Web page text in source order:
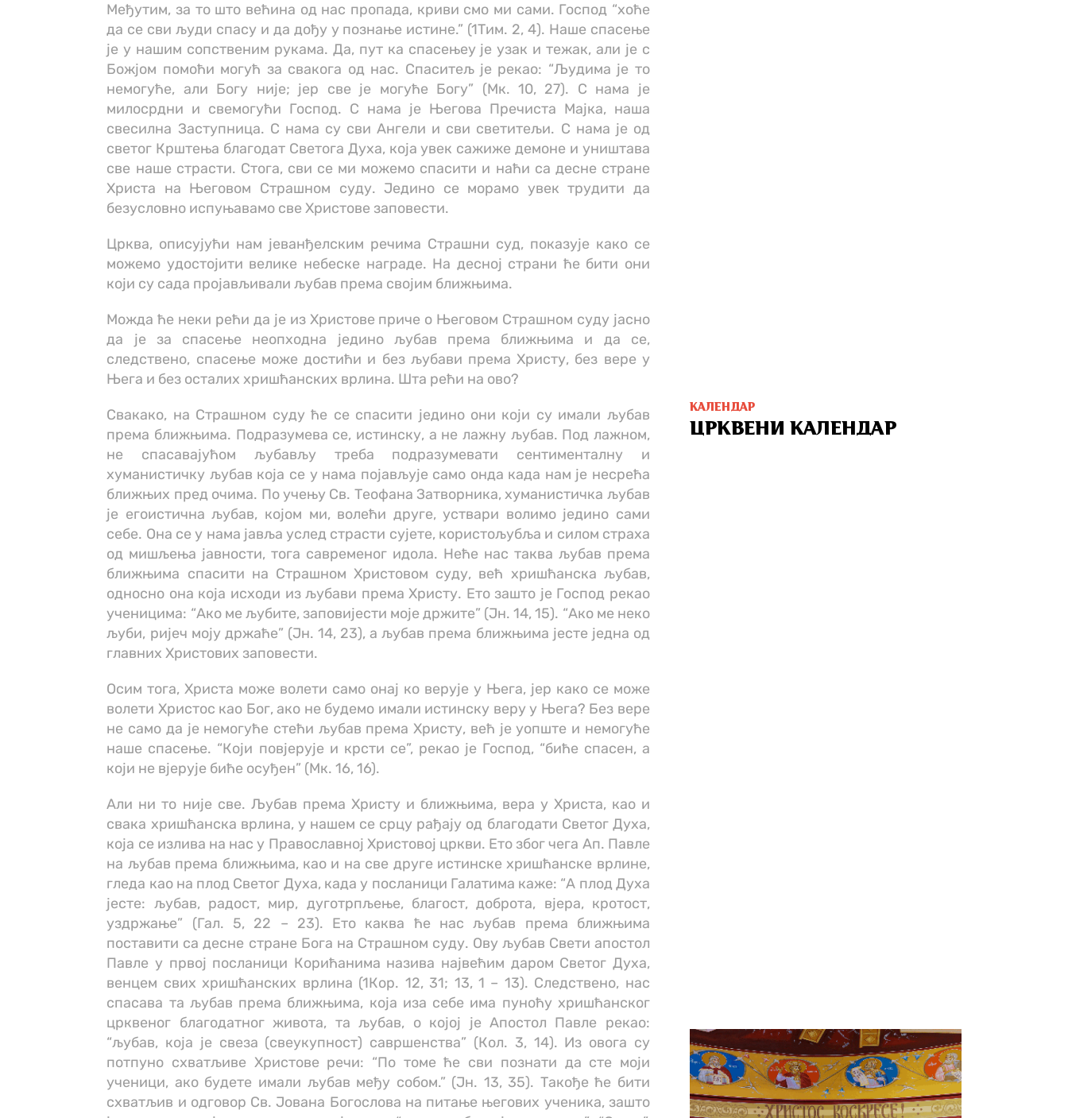
Међутим, за то што већина од нас пропада, криви смо ми сами. Господ “хоће
да се сви људи спасу и да дођу у познање истине.” (1Тим. 2, 4). Наше спасење
је у нашим сопственим рукама. Да, пут ка спасењеу је узак и тежак, али је с
Божјом помоћи могућ за свакога од нас. Спаситељ је рекао: “Људима је то
немогуће, али Богу није; јер све је могуће Богу” (Мк. 10, 27). С нама је
милосрдни и свемогући Господ. С нама је Његова Пречиста Мајка, наша
свесилна Заступница. С нама су сви Ангели и сви светитељи. С нама је од
светог Крштења благодат Светога Духа, која увек сажиже демоне и уништава
све наше страсти. Стога, сви се ми можемо спасити и наћи са десне стране
Христа на Његовом Страшном суду. Једино се морамо увек трудити да
безусловно испуњавамо све Христове заповести.
Црква, описујући нам јеванђелским речима Страшни суд, показује како се
можемо удостојити велике небеске награде. На десној страни ће бити они
који су сада пројављивали љубав према својим ближњима.
Можда ће неки рећи да је из Христове приче о Његовом Страшном суду јасно
да је за спасење неопходна једино љубав према ближњима и да се,
следствено, спасење може достићи и без љубави према Христу, без вере у
Њега и без осталих хришћанских врлина. Шта рећи на ово?
Свакако, на Страшном суду ће се спасити једино они који су имали љубав
према ближњима. Подразумева се, истинску, а не лажну љубав. Под лажном,
не спасавајућом љубављу треба подразумевати сентименталну и
хуманистичку љубав која се у нама појављује само онда када нам је несрећа
ближњих пред очима. По учењу Св. Теофана Затворника, хуманистичка љубав
је егоистична љубав, којом ми, волећи друге, уствари волимо једино сами
себе. Она се у нама јавља услед страсти сујете, користољубља и силом страха
од мишљења јавности, тога савременог идола. Неће нас таква љубав према
ближњима спасити на Страшном Христовом суду, већ хришћанска љубав,
односно она која исходи из љубави према Христу. Ето зашто је Господ рекао
ученицима: “Ако ме љубите, заповијести моје држите” (Јн. 14, 15). “Ако ме неко
љуби, ријеч моју држаће” (Јн. 14, 23), а љубав према ближњима јесте једна од
главних Христових заповести.
Осим тога, Христа може волети само онај ко верује у Њега, јер како се може
волети Христос као Бог, ако не будемо имали истинску веру у Њега? Без вере
не само да је немогуће стећи љубав према Христу, већ је уопште и немогуће
наше спасење. “Који повјерује и крсти се”, рекао је Господ, “биће спасен, а
који не вјерује биће осуђен” (Мк. 16, 16).
Али ни то није све. Љубав према Христу и ближњима, вера у Христа, као и
свака хришћанска врлина, у нашем се срцу рађају од благодати Светог Духа,
која се излива на нас у Православној Христовој цркви. Ето због чега Ап. Павле
на љубав према ближњима, као и на све друге истинске хришћанске врлине,
гледа као на плод Светог Духа, када у посланици Галатима каже: “А плод Духа
јесте: љубав, радост, мир, дуготрпљење, благост, доброта, вјера, кротост,
уздржање” (Гал. 5, 22 – 23). Ето каква ће нас љубав према ближњима
поставити са десне стране Бога на Страшном суду. Ову љубав Свети апостол
Павле у првој посланици Корићанима назива највећим даром Светог Духа,
венцем свих хришћанских врлина (1Кор. 12, 31; 13, 1 – 13). Следствено, нас
спасава та љубав према ближњима, која иза себе има пуноћу хришћанског
црквеног благодатног живота, та љубав, о којој је Апостол Павле рекао:
“љубав, која је свеза (свеукупност) савршенства” (Кол. 3, 14). Из овога су
потпуно схватљиве Христове речи: “По томе ће сви познати да сте моји
ученици, ако будете имали љубав међу собом.” (Јн. 13, 35). Такође ће бити
схватљив и одговор Св. Јована Богослова на питање његових ученика, зашто
КАЛЕНДАР
ЦРКВЕНИ КАЛЕНДАР